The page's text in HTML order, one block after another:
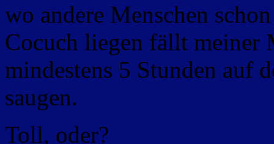
wo andere Menschen
Cocuch liegen fällt meiner
mindestens 5 Stunden auf
saugen.
Toll, oder?